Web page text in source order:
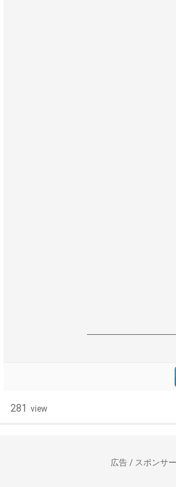
281 view
広告 / スポンサ